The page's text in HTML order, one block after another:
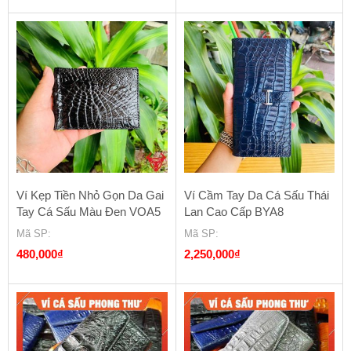
Ví Kẹp Tiền Nhỏ Gọn Da Gai
Tay Cá Sấu Màu Đen VOA5
Mã SP:
480,000₫
Ví Cầm Tay Da Cá Sấu Thái
Lan Cao Cấp BYA8
Mã SP:
2,250,000₫